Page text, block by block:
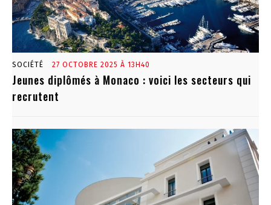
SOCIÉTÉ 27 OCTOBRE 2025 À 13H40
Jeunes diplômés à Monaco : voici les secteurs qui
recrutent